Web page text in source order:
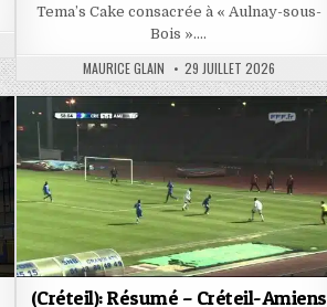
Tema’s Cake consacrée à « Aulnay-sous-
Bois »….
AUTHOR:
MAURICE GLAIN PUBLISHED
DATE:
29 JUILLET 2026
(Créteil): Résumé – Créteil-Amiens